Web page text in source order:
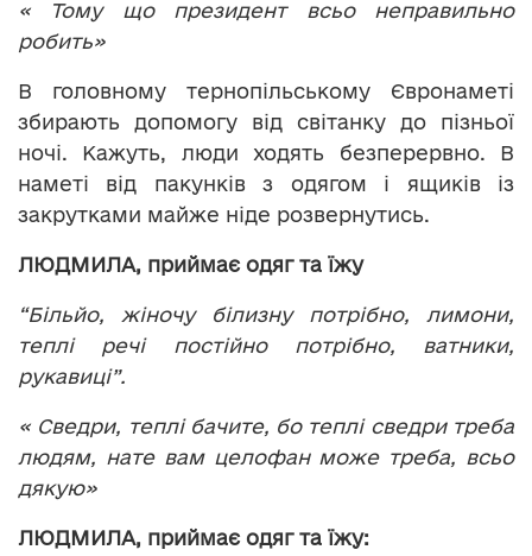
« Тому що президент всьо неправильно
робить»
В головному тернопільському Євронаметі
збирають допомогу від світанку до пізньої
ночі. Кажуть, люди ходять безперервно. В
наметі від пакунків з одягом і ящиків із
закрутками майже ніде розвернутись.
ЛЮДМИЛА, приймає одяг та їжу
“Більйо, жіночу білизну потрібно, лимони,
теплі речі постійно потрібно, ватники,
рукавиці”.
« Сведри, теплі бачите, бо теплі сведри треба
людям, нате вам целофан може треба, всьо
дякую»
ЛЮДМИЛА, приймає одяг та їжу: